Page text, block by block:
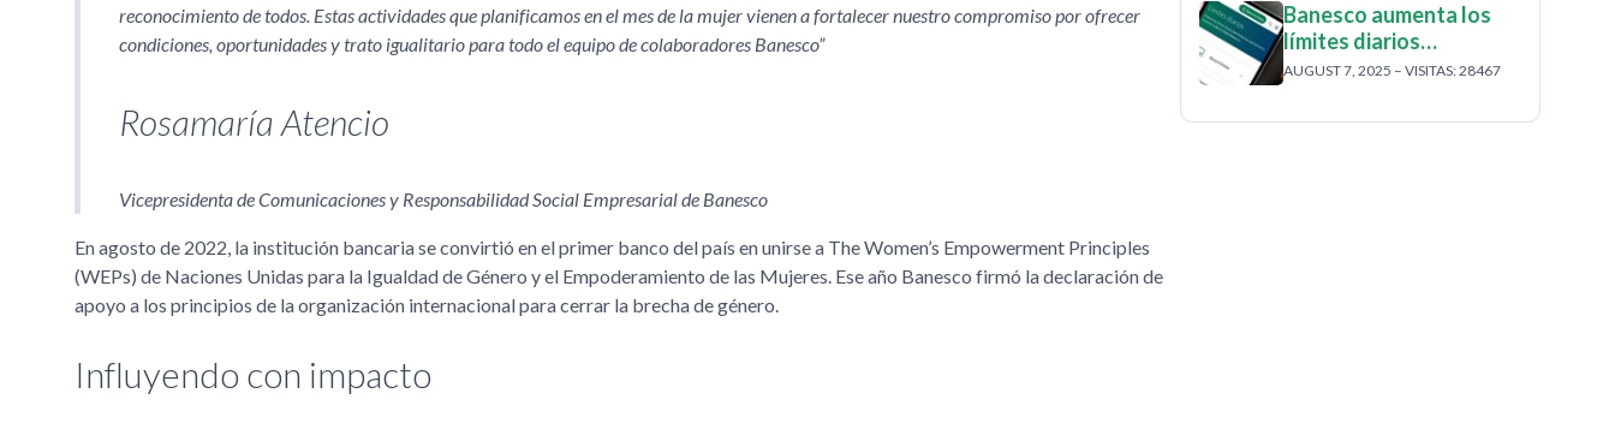
reconocimiento de todos. Estas actividades que planificamos en el mes de la mujer vienen a fortalecer nuestro compromiso por ofrecer
condiciones, oportunidades y trato igualitario para todo el equipo de colaboradores Banesco
Rosamaría Atencio
Vicepresidenta de Comunicaciones y Responsabilidad Social Empresarial de Banesco
En agosto de 2022, la institución bancaria se convirtió en el primer banco del país en unirse a The Women’s Empowerment Principles
(WEPs) de Naciones Unidas para la Igualdad de Género y el Empoderamiento de las Mujeres. Ese año Banesco firmó la declaración de
apoyo a los principios de la organización internacional para cerrar la brecha de género.
Influyendo con impacto
Banesco aumenta los
límites diarios…
AUGUST 7, 2025 – VISITAS: 28467